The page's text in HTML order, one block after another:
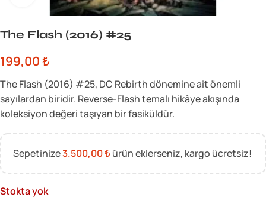
The Flash (2016) #25
199,00₺
The Flash (2016) #25, DC Rebirth dönemine ait önemli
sayılardan biridir. Reverse-Flash temalı hikâye akışında
koleksiyon değeri taşıyan bir fasiküldür.
Sepetinize3.500,00₺ürün eklerseniz, kargo ücretsiz!
Stokta yok